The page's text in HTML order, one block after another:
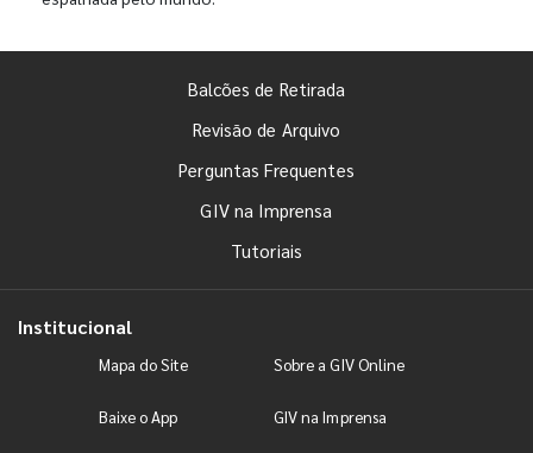
Balcões de Retirada
Revisão de Arquivo
Perguntas Frequentes
GIV na Imprensa
Tutoriais
Institucional
Mapa do Site Sobre a GIV Online
Baixe o App GIV na Imprensa